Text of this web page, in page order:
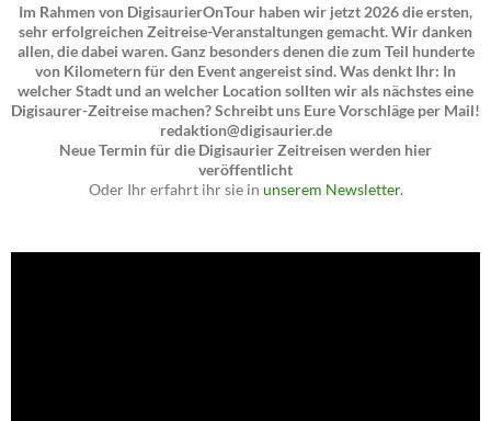
Im Rahmen von DigisaurierOnTour haben wir jetzt 2026 die ersten,
sehr erfolgreichen Zeitreise-Veranstaltungen gemacht. Wir danken
allen, die dabei waren. Ganz besonders denen die zum Teil hunderte
von Kilometern für den Event angereist sind. Was denkt Ihr: In
welcher Stadt und an welcher Location sollten wir als nächstes eine
Digisaurer-Zeitreise machen? Schreibt uns Eure Vorschläge per Mail!
redaktion@digisaurier.de
Neue Termin für die Digisaurier Zeitreisen werden hier
veröffentlicht
Oder Ihr erfahrt ihr sie in unserem Newsletter.